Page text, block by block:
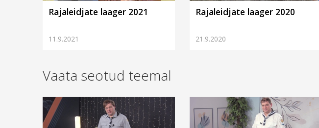
Rajaleidjate laager 2021
11.9.2021
Rajaleidjate laager 2020
21.9.2020
Vaata seotud teemal